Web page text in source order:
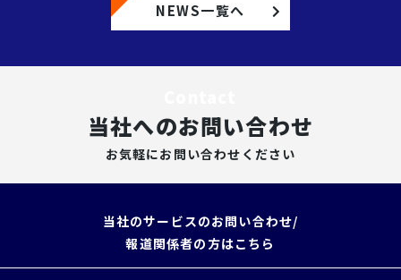
NEWS一覧へ
当社へのお問い合わせ
お気軽にお問い合わせください
当社のサービスのお問い合わせ/
報道関係者の方はこちら